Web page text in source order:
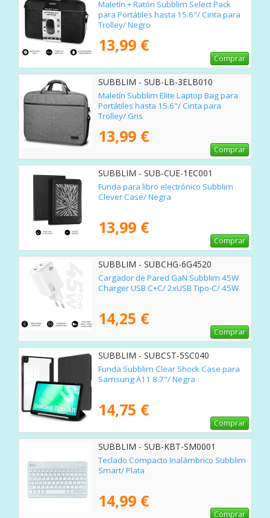
Maletín + Ratón Subblim Select Pack
para Portátiles hasta 15.6"/ Cinta para
Trolley/ Negro
13,99 €
Comprar
SUBBLIM - SUB-LB-3ELB010
Maletín Subblim Elite Laptop Bag para
Portátiles hasta 15.6"/ Cinta para
Trolley/ Gris
13,99 €
Comprar
SUBBLIM - SUB-CUE-1EC001
Funda para libro electrónico Subblim
Clever Case/ Negra
13,99 €
Comprar
SUBBLIM - SUBCHG-6G4520
Cargador de Pared GaN Subblim 45W
Charger USB C+C/ 2xUSB Tipo-C/ 45W
14,25 €
Comprar
SUBBLIM - SUBCST-5SC040
Funda Subblim Clear Shock Case para
Samsung A11 8.7"/ Negra
14,75 €
Comprar
SUBBLIM - SUB-KBT-SM0001
Teclado Compacto Inalámbrico Subblim
Smart/ Plata
14,99 €
Comprar